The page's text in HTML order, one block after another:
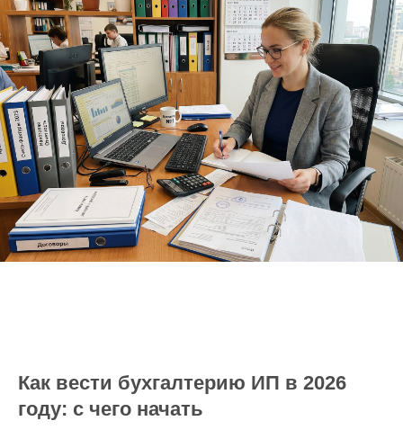
Как вести бухгалтерию ИП в 2026
году: с чего начать